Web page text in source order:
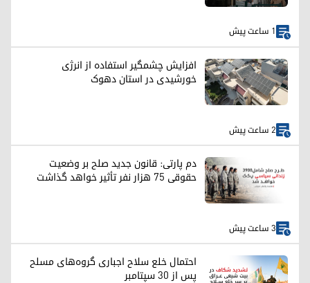
1 ساعت پیش
افزایش چشمگیر استفاده از انرژی
خورشیدی در استان دهوک
2 ساعت پیش
دم پارتی: قانون جدید صلح بر وضعیت
حقوقی ۷۵ هزار نفر تأثیر خواهد گذاشت
3 ساعت پیش
احتمال خلع سلاح اجباری گروه‌های مسلح
پس از ۳۰ سپتامبر